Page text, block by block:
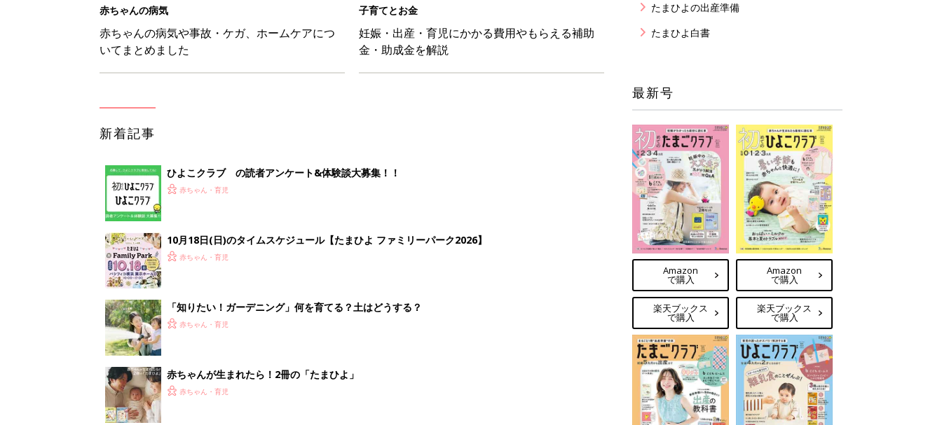
赤ちゃんの病気
赤ちゃんの病気や事故・ケガ、ホームケアにつ
いてまとめました
子育てとお金
妊娠・出産・育児にかかる費用やもらえる補助
金・助成金を解説
新着記事
ひよこクラブ の読者アンケート&体験談大募集！！
赤ちゃん・育児
10月18日(日)のタイムスケジュール【たまひよ ファミリーパーク2026】
赤ちゃん・育児
「知りたい！ガーデニング」何を育てる？土はどうする？
赤ちゃん・育児
赤ちゃんが生まれたら！2冊の「たまひよ」
赤ちゃん・育児
たまひよの出産準備
たまひよ白書
最新号
Amazon
で購入
楽天ブックス
で購入
Amazon
で購入
楽天ブックス
で購入